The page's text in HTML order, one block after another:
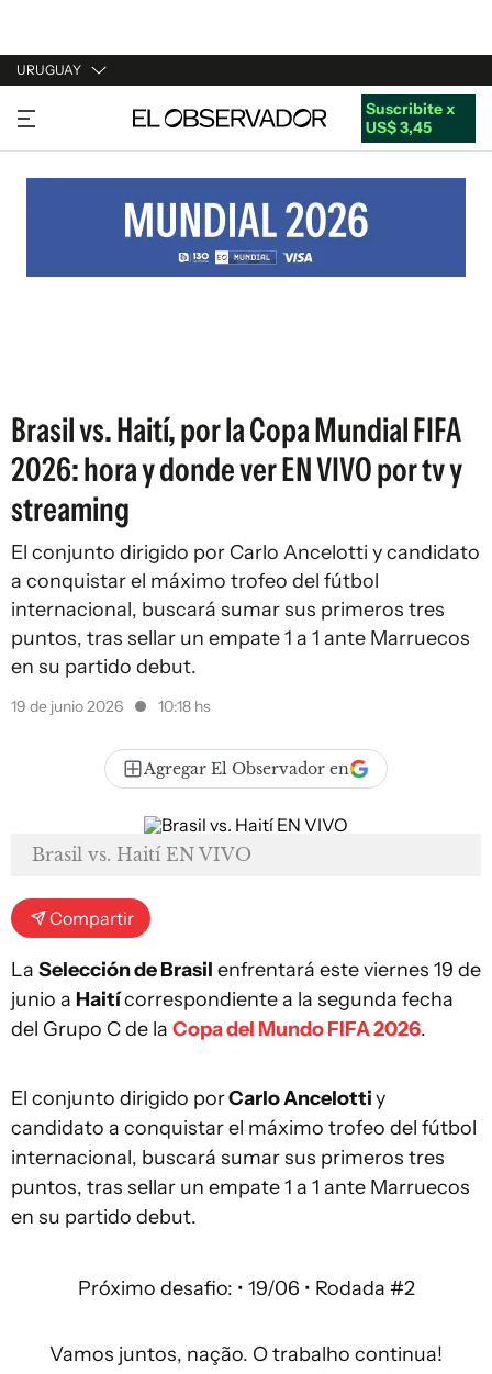
URUGUAY
URUGUAY
ARGENTINA
ESTADOS UNIDOS
Suscribite x
US$ 3,45
Brasil vs. Haití, por la Copa Mundial FIFA
2026: hora y donde ver EN VIVO por tv y
streaming
El conjunto dirigido por Carlo Ancelotti y candidato
a conquistar el máximo trofeo del fútbol
internacional, buscará sumar sus primeros tres
puntos, tras sellar un empate 1 a 1 ante Marruecos
en su partido debut.
19 de junio 2026 10:18 hs
Agregar El Observador en
Brasil vs. Haití EN VIVO
Compartir
La Selección de Brasil enfrentará este viernes 19 de
junio a Haitícorrespondiente a la segunda fecha
del Grupo C de la Copa del Mundo FIFA 2026.
El conjunto dirigido porCarlo Ancelottiy
candidato a conquistar el máximo trofeo del fútbol
internacional, buscará sumar sus primeros tres
puntos, tras sellar un empate 1 a 1 ante Marruecos
en su partido debut.
Próximo desafio: • 19/06 • Rodada #2
Vamos juntos, nação. O trabalho continua!